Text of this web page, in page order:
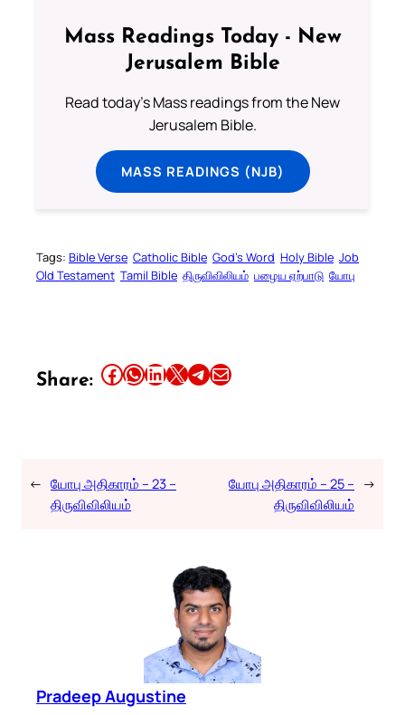
Mass Readings Today - New
Jerusalem Bible
Read today's Mass readings from the New
Jerusalem Bible.
MASS READINGS (NJB)
Tags: Bible Verse Catholic Bible God’s Word Holy Bible Job
Old Testament Tamil Bible திருவிவிலியம் பழைய ஏற்பாடு யோபு
Share: Share this article on Facebook Share this article on WhatsApp Share this article on LinkedIn Share this article on X Share this article on TelegramEmail this Article
← யோபு அதிகாரம் – 23 –
திருவிவிலியம்
யோபு அதிகாரம் – 25 –
திருவிவிலியம்
→
Pradeep Augustine